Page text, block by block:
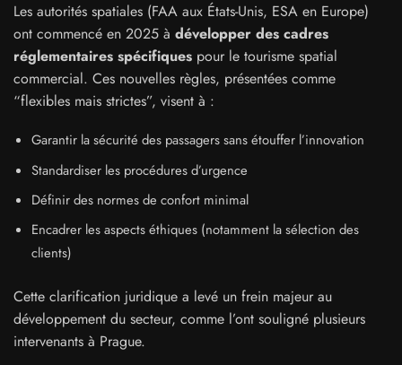
Les autorités spatiales (FAA aux États-Unis, ESA en Europe)
ont commencé en 2025 à développer des cadres
réglementaires spécifiques pour le tourisme spatial
commercial. Ces nouvelles règles, présentées comme
“flexibles mais strictes”, visent à :
Garantir la sécurité des passagers sans étouffer l’innovation
Standardiser les procédures d’urgence
Définir des normes de confort minimal
Encadrer les aspects éthiques (notamment la sélection des
clients)
Cette clarification juridique a levé un frein majeur au
développement du secteur, comme l’ont souligné plusieurs
intervenants à Prague.